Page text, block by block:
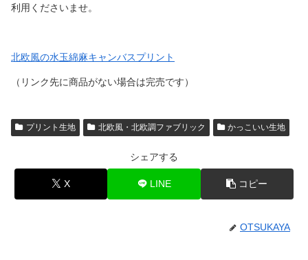
利用くださいませ。
北欧風の水玉綿麻キャンバスプリント
（リンク先に商品がない場合は完売です）
プリント生地 北欧風・北欧調ファブリック かっこいい生地
シェアする
X LINE コピー
OTSUKAYA